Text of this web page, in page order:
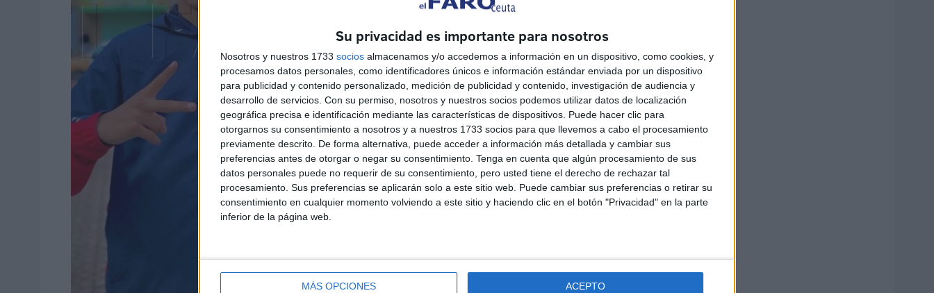
Su privacidad es importante para nosotros
Nosotros y nuestros 1733 socios almacenamos y/o accedemos a información en un dispositivo, como cookies, y
procesamos datos personales, como identificadores únicos e información estándar enviada por un dispositivo
para publicidad y contenido personalizado, medición de publicidad y contenido, investigación de audiencia y
desarrollo de servicios. Con su permiso, nosotros y nuestros socios podemos utilizar datos de localización
geográfica precisa e identificación mediante las características de dispositivos. Puede hacer clic para
otorgarnos su consentimiento a nosotros y a nuestros 1733 socios para que llevemos a cabo el procesamiento
previamente descrito. De forma alternativa, puede acceder a información más detallada y cambiar sus
preferencias antes de otorgar o negar su consentimiento. Tenga en cuenta que algún procesamiento de sus
datos personales puede no requerir de su consentimiento, pero usted tiene el derecho de rechazar tal
procesamiento. Sus preferencias se aplicarán solo a este sitio web. Puede cambiar sus preferencias o retirar su
consentimiento en cualquier momento volviendo a este sitio y haciendo clic en el botón "Privacidad" en la parte
inferior de la página web.
MÁS OPCIONES ACEPTO